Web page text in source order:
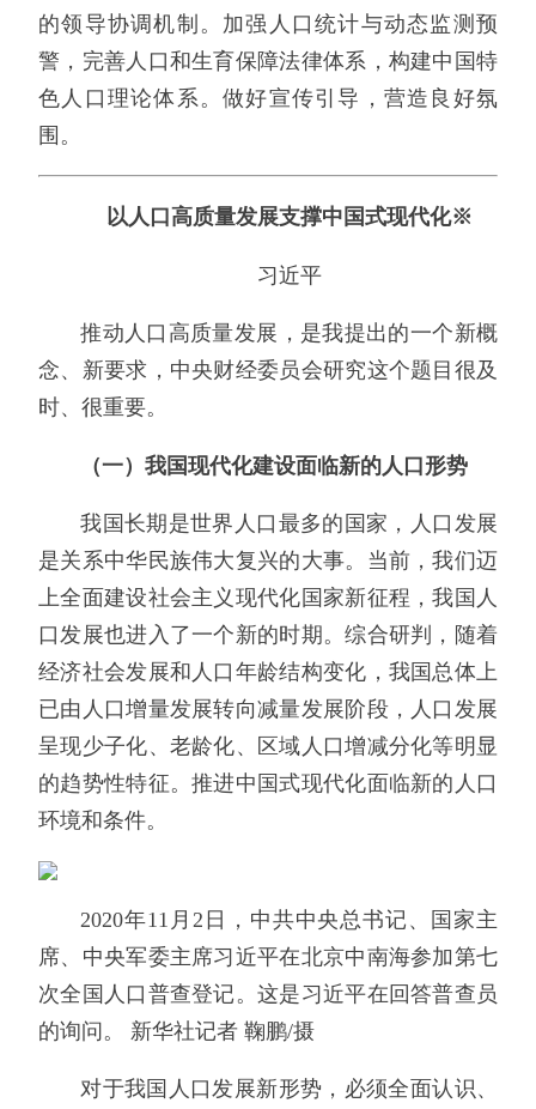
的领导协调机制。加强人口统计与动态监测预
警，完善人口和生育保障法律体系，构建中国特
色人口理论体系。做好宣传引导，营造良好氛
围。
以人口高质量发展支撑中国式现代化※
习近平
推动人口高质量发展，是我提出的一个新概
念、新要求，中央财经委员会研究这个题目很及
时、很重要。
（一）我国现代化建设面临新的人口形势
我国长期是世界人口最多的国家，人口发展
是关系中华民族伟大复兴的大事。当前，我们迈
上全面建设社会主义现代化国家新征程，我国人
口发展也进入了一个新的时期。综合研判，随着
经济社会发展和人口年龄结构变化，我国总体上
已由人口增量发展转向减量发展阶段，人口发展
呈现少子化、老龄化、区域人口增减分化等明显
的趋势性特征。推进中国式现代化面临新的人口
环境和条件。
2020年11月2日，中共中央总书记、国家主
席、中央军委主席习近平在北京中南海参加第七
次全国人口普查登记。这是习近平在回答普查员
的询问。 新华社记者 鞠鹏/摄
对于我国人口发展新形势，必须全面认识、